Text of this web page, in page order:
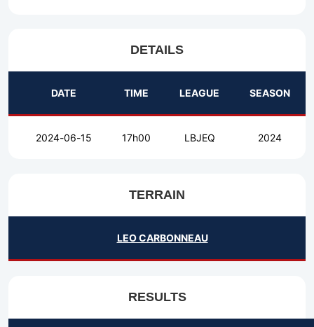
DETAILS
DATE TIME LEAGUE SEASON
2024-06-15 17h00 LBJEQ 2024
TERRAIN
LEO CARBONNEAU
RESULTS